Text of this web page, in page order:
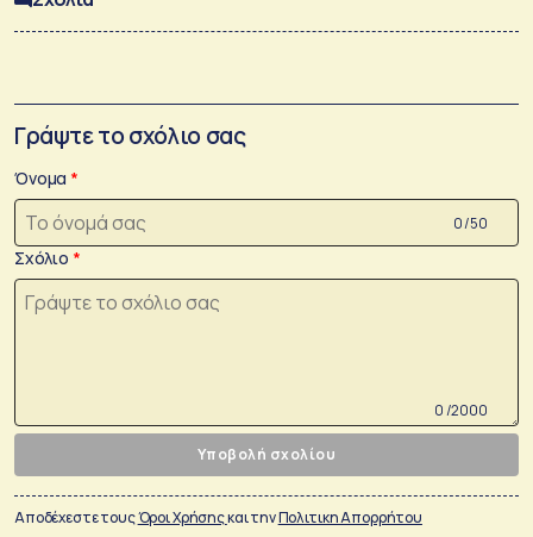
Γράψτε το σχόλιο σας
Όνομα
0 /50
Σχόλιο
0 /2000
Υποβολή σχολίου
Αποδέχεστε τουςΌροι Χρήσηςκαι τηνΠολιτικη Απορρήτου